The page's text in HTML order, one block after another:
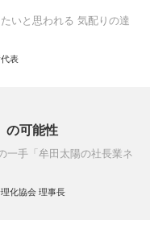
いと思われる 気配りの達
表
の可能性
一手「牟田太陽の社長業ネ
化協会 理事長